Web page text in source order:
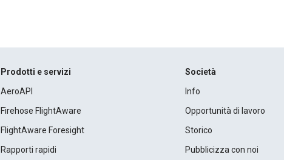
Prodotti e servizi
AeroAPI
Firehose FlightAware
FlightAware Foresight
Rapporti rapidi
Società
Info
Opportunità di lavoro
Storico
Pubblicizza con noi